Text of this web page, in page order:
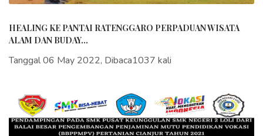
HEALING KE PANTAI RATENGGARO PERPADUAN WISATA
ALAM DAN BUDAY...
Tanggal 06 May 2022, Dibaca1037 kali